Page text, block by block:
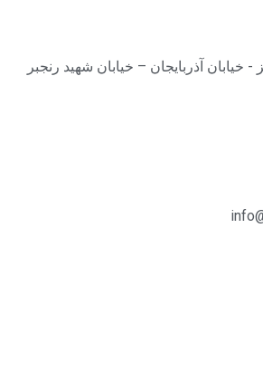
- خیابان آذربایجان – خیابان شهید رنجبر